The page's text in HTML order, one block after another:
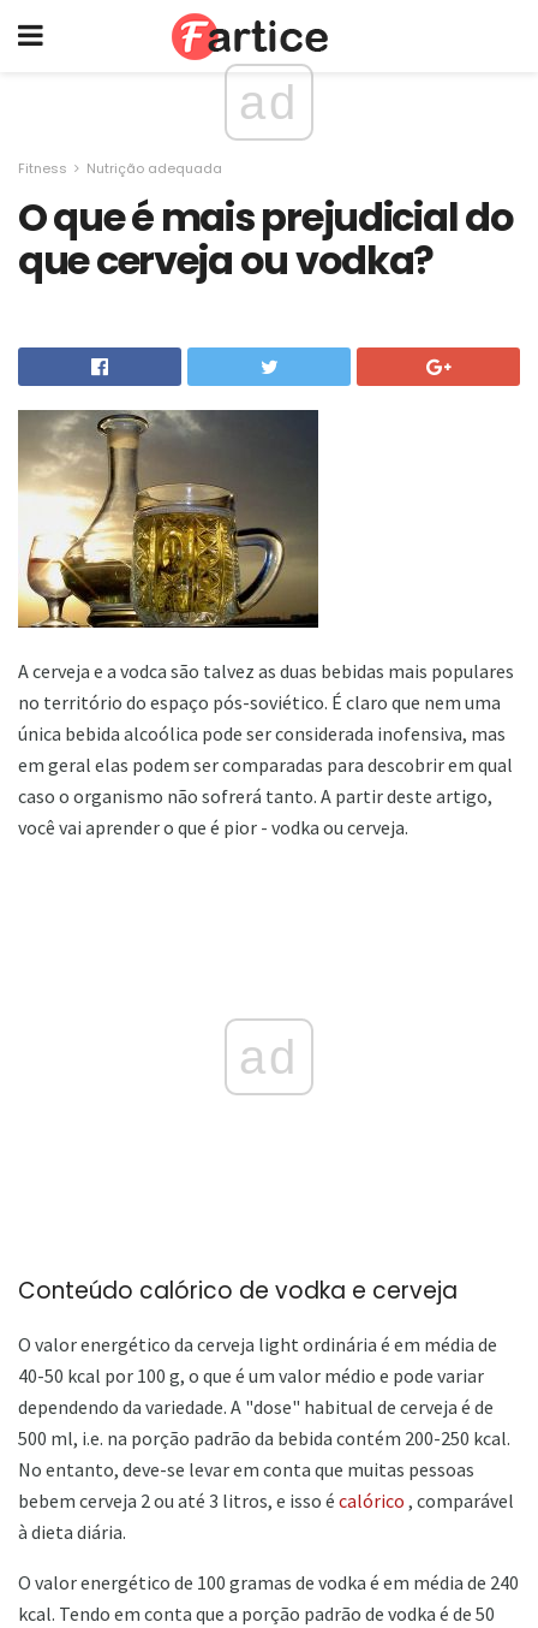
ad
Fitness Nutrição adequada
O que é mais prejudicial do
que cerveja ou vodka?
A cerveja e a vodca são talvez as duas bebidas mais populares
no território do espaço pós-soviético. É claro que nem uma
única bebida alcoólica pode ser considerada inofensiva, mas
em geral elas podem ser comparadas para descobrir em qual
caso o organismo não sofrerá tanto. A partir deste artigo,
você vai aprender o que é pior - vodka ou cerveja.
ad
Conteúdo calórico de vodka e cerveja
O valor energético da cerveja light ordinária é em média de
40-50 kcal por 100 g, o que é um valor médio e pode variar
dependendo da variedade. A "dose" habitual de cerveja é de
500 ml, i.e. na porção padrão da bebida contém 200-250 kcal.
No entanto, deve-se levar em conta que muitas pessoas
bebem cerveja 2 ou até 3 litros, e isso é calórico , comparável
à dieta diária.
O valor energético de 100 gramas de vodka é em média de 240
kcal. Tendo em conta que a porção padrão de vodka é de 50